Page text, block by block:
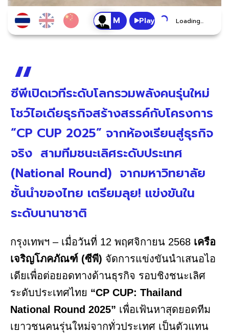
Play Loading...
ซีพีเปิดเวทีระดับโลกรวมพลังคนรุ่นใหม่
โชว์ไอเดียธุรกิจสร้างสรรค์กับโครงการ
“CP CUP 2025” จากห้องเรียนสู่ธุรกิจ
จริง สามทีมชนะเลิศระดับประเทศ
(National Round) จากมหาวิทยาลัย
ชั้นนำของไทย เตรียมลุย! แข่งขันใน
ระดับนานาชาติ
กรุงเทพฯ – เมื่อวันที่ 12 พฤศจิกายน 2568 เครือ
เจริญโภคภัณฑ์ (ซีพี) จัดการแข่งขันนำเสนอไอ
เดียเพื่อต่อยอดทางด้านธุรกิจ รอบชิงชนะเลิศ
ระดับประเทศไทย “CP CUP: Thailand
National Round 2025” เพื่อเฟ้นหาสุดยอดทีม
เยาวชนคนรุ่นใหม่จากทั่วประเทศ เป็นตัวแทน